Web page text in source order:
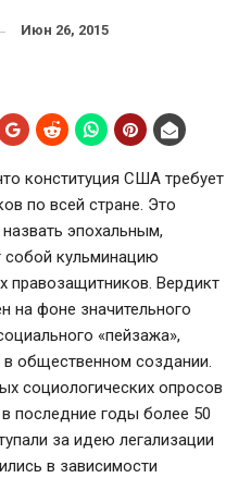
Июн 26, 2015
конституция США требует
по всей стране. Это
эпохальным,
собой кульминацию
правозащитников. Вердикт
на фоне значительного
«пейзажа»,
общественном создании.
социологических опросов
последние годы более 50
за идею легализации
в зависимости